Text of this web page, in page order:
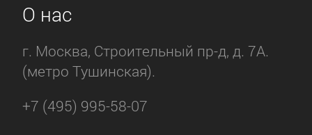
О нас
г. Москва, Строительный пр-д, д. 7А.
(метро Тушинская).
+7 (495) 995-58-07